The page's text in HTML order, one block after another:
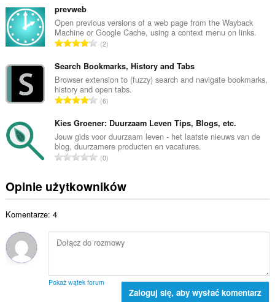
a
l
c
z
b
a
c
e
n
:
k
o
w
t
a
l
c
z
b
a
c
e
prevweb
Open previous versions of a web page from the Wayback
Machine or Google Cache, using a context menu on links.
C
ł
k
o
w
t
a
l
z
b
c
:
2
Search Bookmarks, History and Tabs
Browser extension to (fuzzy) search and navigate bookmarks,
history and open tabs.
C
ł
k
o
w
t
a
c
z
o
6
Kies Groener: Duurzaam Leven Tips, Blogs, etc.
Jouw gids voor duurzaam leven - het laatste nieuws van de
blog, duurzamere producten en vacatures.
C
ł
k
i
t
i
0
Opinie użytkowników
Komentarze: 4
Pokaż wątek forum
Zaloguj się, aby wysłać komentarz